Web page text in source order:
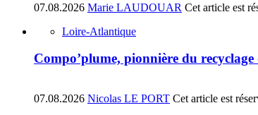
07.08.2026 Marie LAUDOUAR Cet article est
Loire-Atlantique
Compo’plume, pionnière du
07.08.2026 Nicolas LE PORT Cet article est